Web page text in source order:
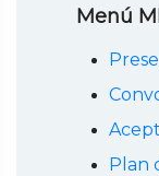
Menú
Plan